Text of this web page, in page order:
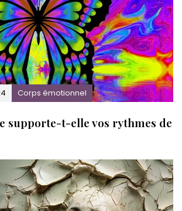
Corps émotionnel
supporte-t-elle vos rythmes de